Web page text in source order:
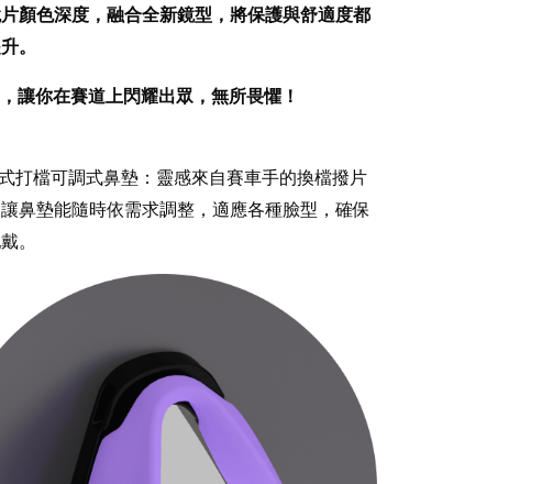
顏色深度，融合全新鏡型，將保護與舒適度都
。
讓你在賽道上閃耀出眾，無所畏懼！
打檔可調式鼻墊：靈感來自賽車手的換檔撥片
鼻墊能隨時依需求調整，適應各種臉型，確保
。